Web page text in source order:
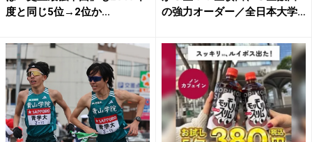
度と同じ5位→2位か...
の強力オーダー／全日本大学